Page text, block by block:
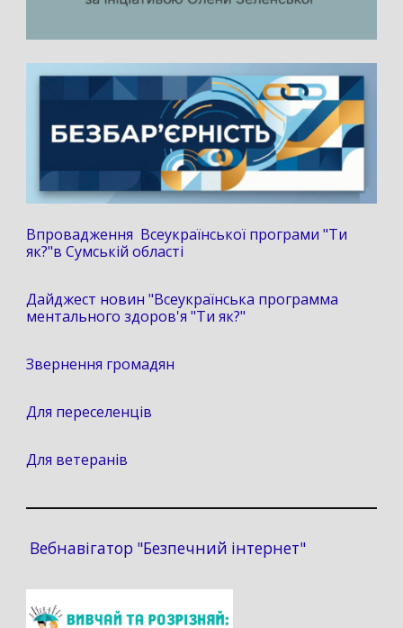
Впровадження Всеукраїнської програми "Ти
як?"в Сумській області
Дайджест новин "Всеукраїнська программа
ментального здоров'я "Ти як?"
Звернення громадян
Для переселенців
Для ветеранів
Вебнавігатор "Безпечний інтернет"